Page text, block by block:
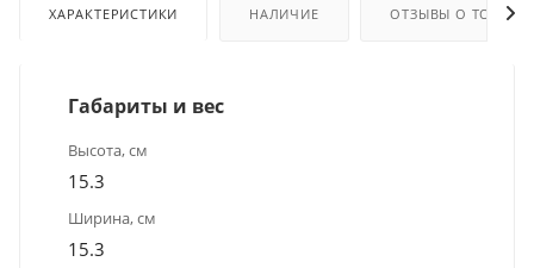
ХАРАКТЕРИСТИКИ НАЛИЧИЕ ОТЗЫВЫ О ТОВАРЕ
Габариты и вес
Высота, см
15.3
Ширина, см
15.3